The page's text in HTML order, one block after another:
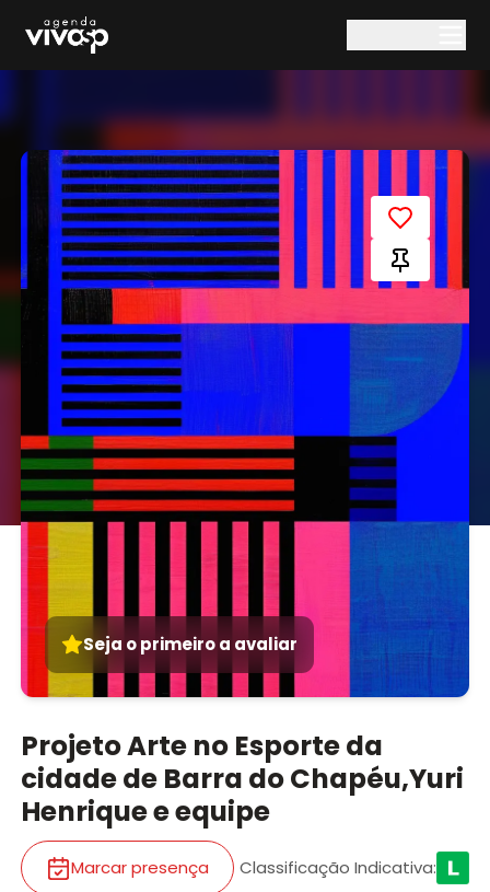
Seja o primeiro a avaliar
Projeto Arte no Esporte da
cidade de Barra do Chapéu,Yuri
Henrique e equipe
Marcar presença Classificação Indicativa: